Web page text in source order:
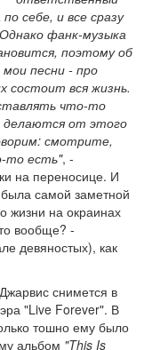
себе, и все сразу
фанк-музыка
поэтому об
песни - про
состоит вся жизнь.
что-то
делаются от этого
смотрите,
то есть", -
на переносице. И
была самой заметной
жизни на окраинах
вообще? -
девяностых), как
снимется в
"Live Forever". В
тошно ему было
альбом "This Is